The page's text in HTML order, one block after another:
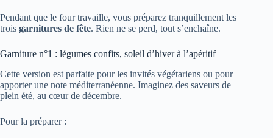
Pendant que le four travaille, vous préparez tranquillement les
trois garnitures de fête. Rien ne se perd, tout s’enchaîne.
Garniture n°1 : légumes confits, soleil d’hiver à l’apéritif
Cette version est parfaite pour les invités végétariens ou pour
apporter une note méditerranéenne. Imaginez des saveurs de
plein été, au cœur de décembre.
Pour la préparer :